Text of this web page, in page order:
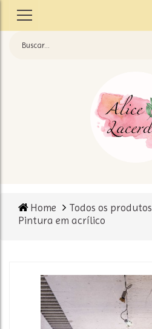
Home Todos os produtos
Pintura em acrílico